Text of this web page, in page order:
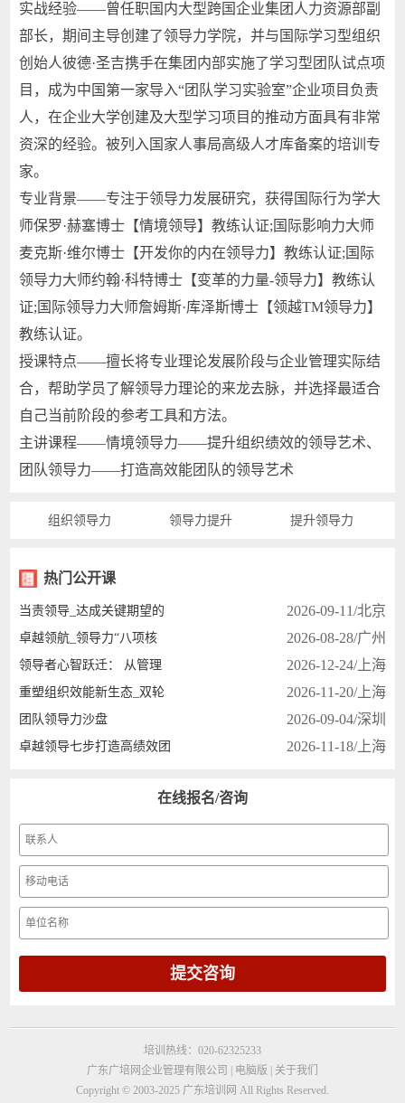
实战经验——曾任职国内大型跨国企业集团人力资源部副
部长，期间主导创建了领导力学院，并与国际学习型组织
创始人彼德·圣吉携手在集团内部实施了学习型团队试点项
目，成为中国第一家导入“团队学习实验室”企业项目负责
人，在企业大学创建及大型学习项目的推动方面具有非常
资深的经验。被列入国家人事局高级人才库备案的培训专
家。
专业背景——专注于领导力发展研究，获得国际行为学大
师保罗·赫塞博士【情境领导】教练认证;国际影响力大师
麦克斯·维尔博士【开发你的内在领导力】教练认证;国际
领导力大师约翰·科特博士【变革的力量-领导力】教练认
证;国际领导力大师詹姆斯·库泽斯博士【领越TM领导力】
教练认证。
授课特点——擅长将专业理论发展阶段与企业管理实际结
合，帮助学员了解领导力理论的来龙去脉，并选择最适合
自己当前阶段的参考工具和方法。
主讲课程——情境领导力——提升组织绩效的领导艺术、
团队领导力——打造高效能团队的领导艺术
组织领导力 领导力提升 提升领导力
热门公开课
当责领导_达成关键期望的 2026-09-11/北京
卓越领航_领导力“八项核 2026-08-28/广州
领导者心智跃迁： 从管理 2026-12-24/上海
重塑组织效能新生态_双轮 2026-11-20/上海
团队领导力沙盘 2026-09-04/深圳
卓越领导七步打造高绩效团 2026-11-18/上海
在线报名/咨询
培训热线：020-62325233
广东广培网企业管理有限公司 | 电脑版
关于我们
Copyright © 2003-2025 广东培训网 All Rights Reserved.